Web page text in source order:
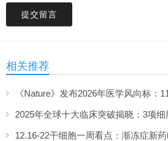
提交留言
相关推荐